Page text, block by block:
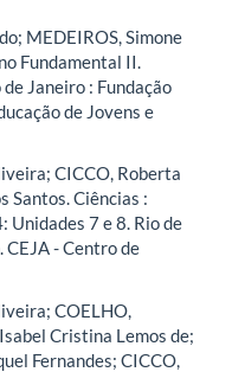
MEDEIROS, Simone
Fundamental II.
Janeiro : Fundação
de Jovens e
CICCO, Roberta
Santos. Ciências :
Unidades 7 e 8. Rio de
CEJA - Centro de
COELHO,
Cristina Lemos de;
Fernandes; CICCO,